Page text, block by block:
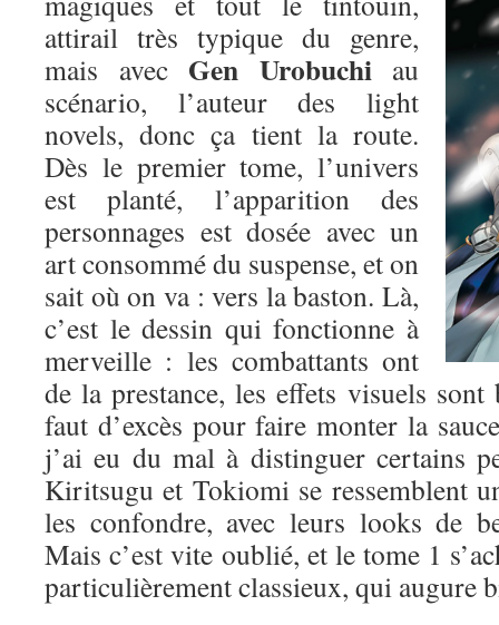
attirail très typique du genre,
mais avec Gen Urobuchiau
scénario, l’auteur des light
novels, donc ça tient la route.
Dès le premier tome, l’univers
est planté, l’apparition des
personnages est dosée avec un
art consommé du suspense, et on
sait où on va : vers la baston. Là,
c’est le dessin qui fonctionne à
merveille : les combattants ont
de la prestance, les effets visuels sont
faut d’excès pour faire monter la
j’ai eu du mal à distinguer certains
Kiritsugu et Tokiomi se ressemblent
les confondre, avec leurs looks de
Mais c’est vite oublié, et le tome 1
particulièrement classieux, qui augure